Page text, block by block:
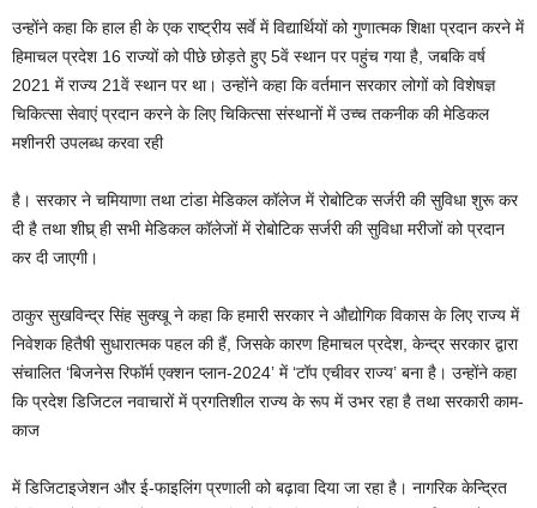
उन्होंने कहा कि हाल ही के एक राष्ट्रीय सर्वे में विद्यार्थियों को गुणात्मक शिक्षा प्रदान करने में
हिमाचल प्रदेश 16 राज्यों को पीछे छोड़ते हुए 5वें स्थान पर पहुंच गया है, जबकि वर्ष
2021 में राज्य 21वें स्थान पर था। उन्होंने कहा कि वर्तमान सरकार लोगों को विशेषज्ञ
चिकित्सा सेवाएं प्रदान करने के लिए चिकित्सा संस्थानों में उच्च तकनीक की मेडिकल
मशीनरी उपलब्ध करवा रही
है। सरकार ने चमियाणा तथा टांडा मेडिकल कॉलेज में रोबोटिक सर्जरी की सुविधा शुरू कर
दी है तथा शीघ्र् ही सभी मेडिकल कॉलेजों में रोबोटिक सर्जरी की सुविधा मरीजों को प्रदान
कर दी जाएगी।
ठाकुर सुखविन्द्र सिंह सुक्खू ने कहा कि हमारी सरकार ने औद्योगिक विकास के लिए राज्य में
निवेशक हितैषी सुधारात्मक पहल की हैं, जिसके कारण हिमाचल प्रदेश, केन्द्र सरकार द्वारा
संचालित ‘बिजनेस रिफॉर्म एक्शन प्लान-2024’ में ‘टॉप एचीवर राज्य’ बना है। उन्होंने कहा
कि प्रदेश डिजिटल नवाचारों में प्रगतिशील राज्य के रूप में उभर रहा है तथा सरकारी काम-
काज
में डिजिटाइजेशन और ई-फाइलिंग प्रणाली को बढ़ावा दिया जा रहा है। नागरिक केन्द्रित